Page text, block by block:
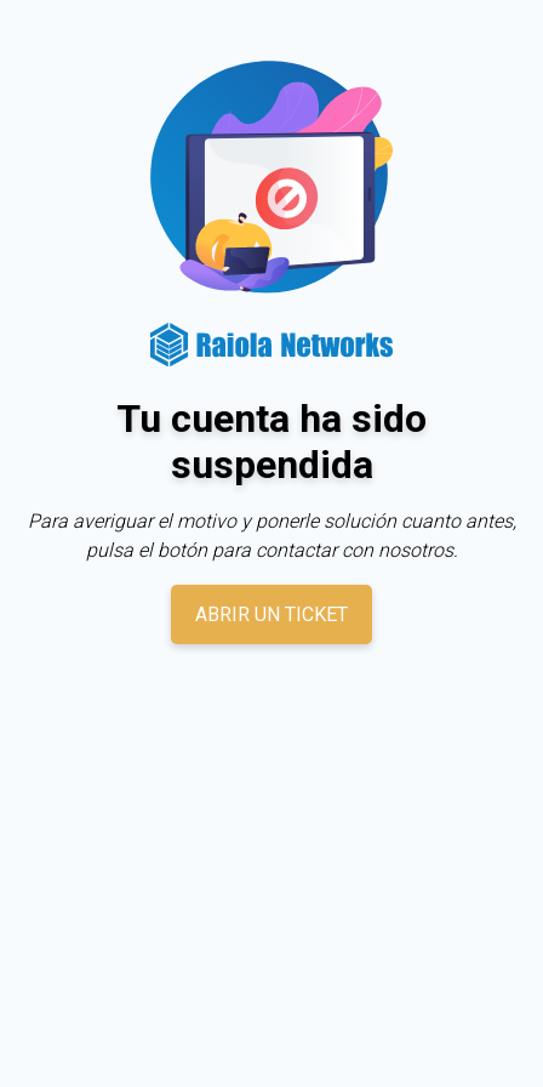
Tu cuenta ha sido
suspendida
Para averiguar el motivo y ponerle solución cuanto antes,
pulsa el botón para contactar con nosotros.
ABRIR UN TICKET